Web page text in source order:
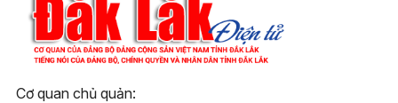
Cơ quan chủ quản: